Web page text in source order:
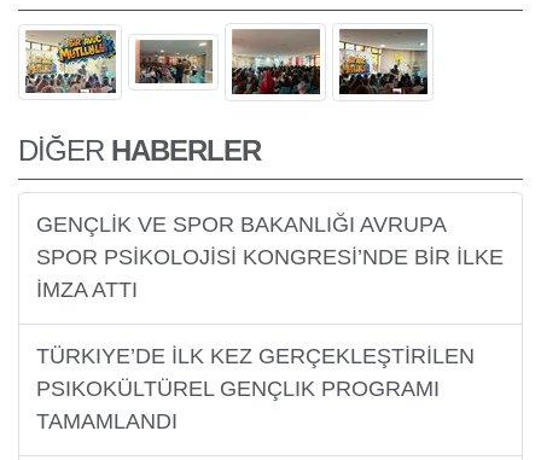
DİĞER HABERLER
GENÇLİK VE SPOR BAKANLIĞI AVRUPA
SPOR PSİKOLOJİSİ KONGRESİ’NDE BİR İLKE
İMZA ATTI
TÜRKIYE’DE İLK KEZ GERÇEKLEŞTİRİLEN
PSIKOKÜLTÜREL GENÇLIK PROGRAMI
TAMAMLANDI